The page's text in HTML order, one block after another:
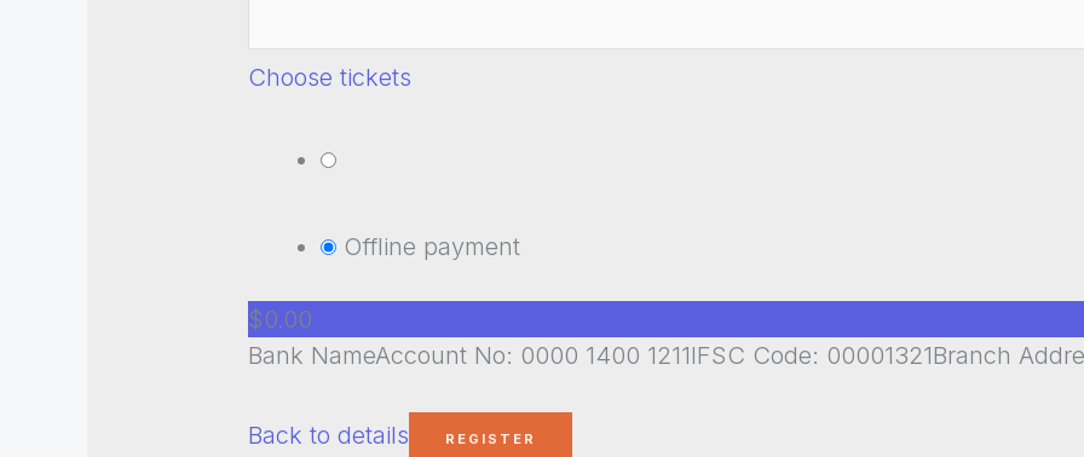
Choose tickets
Offline payment
$0.00
Bank NameAccount No: 0000 1400 1211IFSC Code: 00001321Branch
Back to details